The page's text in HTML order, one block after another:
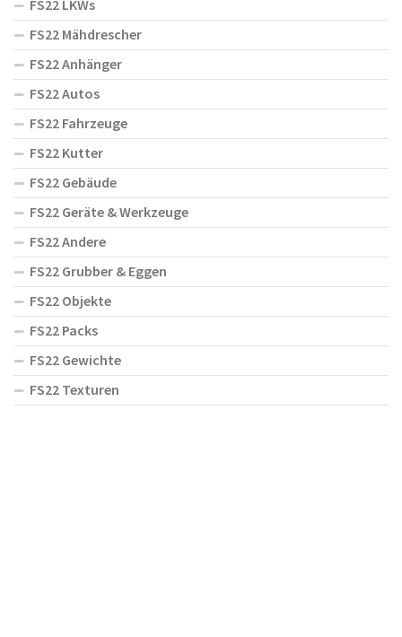
FS22 LKWs
FS22 Mähdrescher
FS22 Anhänger
FS22 Autos
FS22 Fahrzeuge
FS22 Kutter
FS22 Gebäude
FS22 Geräte & Werkzeuge
FS22 Andere
FS22 Grubber & Eggen
FS22 Objekte
FS22 Packs
FS22 Gewichte
FS22 Texturen